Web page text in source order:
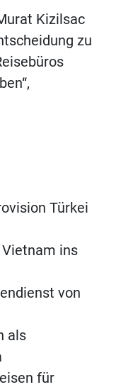
Kizilsac
zu
Türkei
ins
von
als
für